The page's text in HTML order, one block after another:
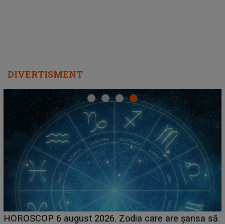
DIVERTISMENT
LINE-UP UNTOLD ONE, ziua 2. La ce oră urcă pe